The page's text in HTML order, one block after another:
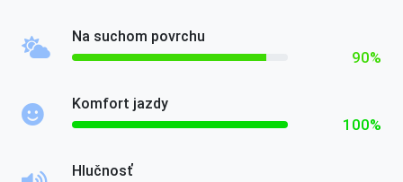
Na suchom povrchu
90%
Komfort jazdy
100%
Hlučnosť